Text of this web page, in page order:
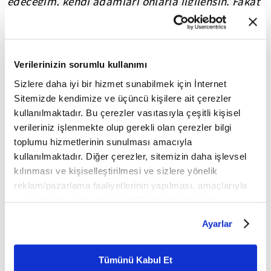
Verilerinizin sorumlu kullanımı
Sizlere daha iyi bir hizmet sunabilmek için İnternet
Sitemizde kendimize ve üçüncü kişilere ait çerezler
kullanılmaktadır. Bu çerezler vasıtasıyla çeşitli kişisel
verileriniz işlenmekte olup gerekli olan çerezler bilgi
toplumu hizmetlerinin sunulması amacıyla
kullanılmaktadır. Diğer çerezler, sitemizin daha işlevsel
kılınması ve kişiselleştirilmesi ve sizlere yönelik
reklam/pazarlama faaliyetlerinin yapılması, amaçlarıyla
sınırlı olarak açık rızanız dahilinde kullanılacaktır.
belirleyebilirsiniz. Çerezlere ilişkin detaylı bilgi için
Ayarlar butonuna tıklayabilir,Çerez Bilgilendirme
Metnimizi ziyaret edebilirsiniz.
Ayarlar
Tümünü Kabul Et
eğer bunlar doğru değilse, onlar benim korumamı
istedikleri sürece onları koruyacağım"dedi.
💠💠💠
FİKRİYAT.COM SOSYAL MEDYADA!
Fikriyat'ı aşağıdaki sosyal medya adreslerinden
takip edebilirsiniz;
👉TWITTER
👉INSTAGRAM